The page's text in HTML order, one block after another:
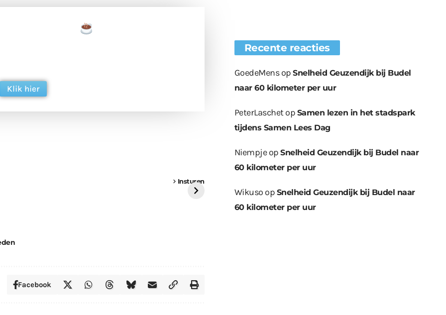
Klik hier
Insturen
Nieuwe bomen
Stationsplein
Wat er in kan, kan er
Leuken
Facebook
Recente reacties
GoedeMensopSnelheid Geuzendijk bij Budel
naar 60 kilometer per uur
PeterLaschetop Samen lezen in het stadspark
tijdens Samen Lees Dag
NiempjeopSnelheid Geuzendijk bij Budel naar
60 kilometer per uur
Wikuso op Snelheid Geuzendijk bij Budel naar
60 kilometer per uur